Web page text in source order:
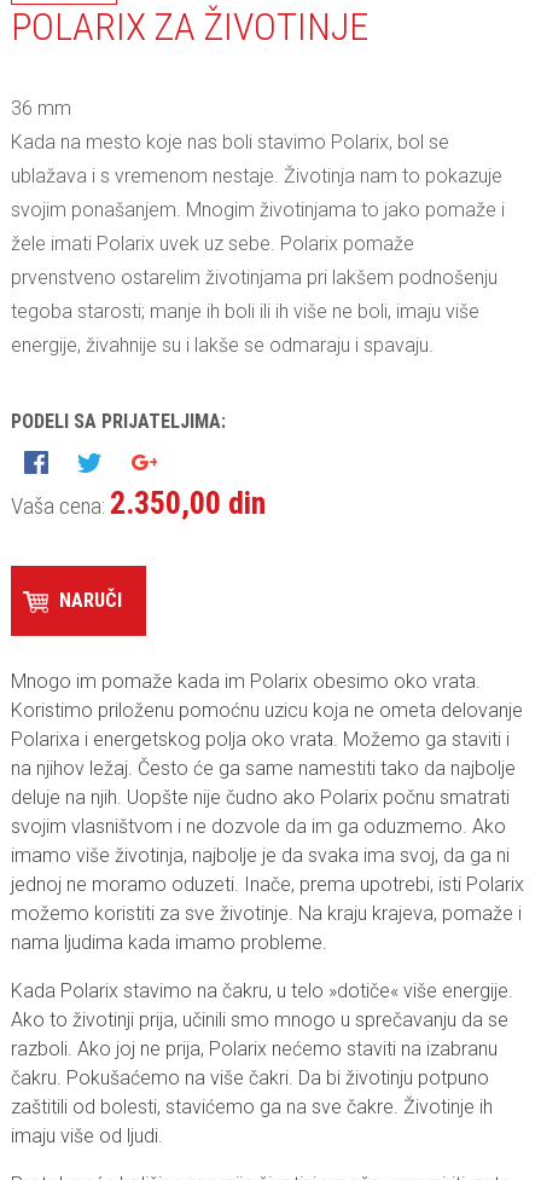
POLARIX ZA ŽIVOTINJE
36 mm
Kada na mesto koje nas boli stavimo Polarix, bol se
ublažava i s vremenom nestaje. Životinja nam to pokazuje
svojim ponašanjem. Mnogim životinjama to jako pomaže i
žele imati Polarix uvek uz sebe. Polarix pomaže
prvenstveno ostarelim životinjama pri lakšem podnošenju
tegoba starosti; manje ih boli ili ih više ne boli, imaju više
energije, živahnije su i lakše se odmaraju i spavaju.
PODELI SA PRIJATELJIMA:
Vaša cena: 2.350,00 din
NARUČI
Mnogo im pomaže kada im Polarix obesimo oko vrata.
Koristimo priloženu pomoćnu uzicu koja ne ometa delovanje
Polarixa i energetskog polja oko vrata. Možemo ga staviti i
na njihov ležaj. Često će ga same namestiti tako da najbolje
deluje na njih. Uopšte nije čudno ako Polarix počnu smatrati
svojim vlasništvom i ne dozvole da im ga oduzmemo. Ako
imamo više životinja, najbolje je da svaka ima svoj, da ga ni
jednoj ne moramo oduzeti. Inače, prema upotrebi, isti Polarix
možemo koristiti za sve životinje. Na kraju krajeva, pomaže i
nama ljudima kada imamo probleme.
Kada Polarix stavimo na čakru, u telo »dotiče« više energije.
Ako to životinji prija, učinili smo mnogo u sprečavanju da se
razboli. Ako joj ne prija, Polarix nećemo staviti na izabranu
čakru. Pokušaćemo na više čakri. Da bi životinju potpuno
zaštitili od bolesti, stavićemo ga na sve čakre. Životinje ih
imaju više od ljudi.